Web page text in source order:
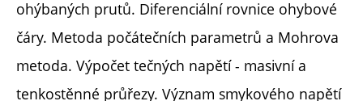
ohýbaných prutů. Diferenciální rovnice ohybové
čáry. Metoda počátečních parametrů a Mohrova
metoda. Výpočet tečných napětí - masivní a
tenkostěnné průřezy. Význam smykového napětí